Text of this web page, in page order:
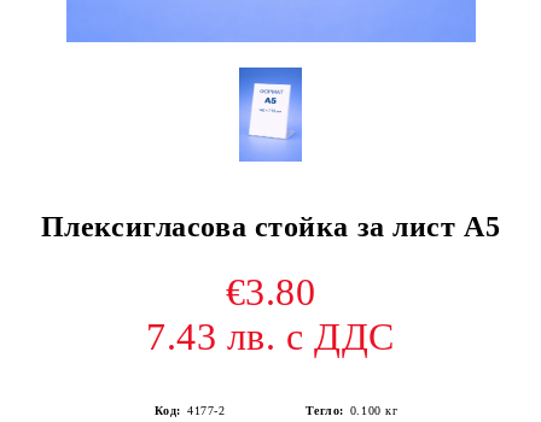
Плексигласова стойка за лист A5
€3.80
7.43 лв. с ДДС
Код: 4177-2 Тегло: 0.100 кг